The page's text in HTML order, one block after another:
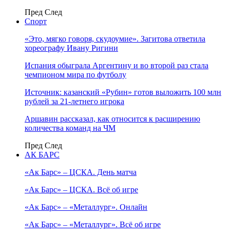
Пред След
Спорт
«Это, мягко говоря, скудоумие». Загитова ответила
хореографу Ивану Ригини
Испания обыграла Аргентину и во второй раз стала
чемпионом мира по футболу
Источник: казанский «Рубин» готов выложить 100 млн
рублей за 21-летнего игрока
Аршавин рассказал, как относится к расширению
количества команд на ЧМ
Пред След
АК БАРС
«Ак Барс» – ЦСКА. День матча
«Ак Барс» – ЦСКА. Всё об игре
«Ак Барс» – «Металлург». Онлайн
«Ак Барс» – «Металлург». Всё об игре